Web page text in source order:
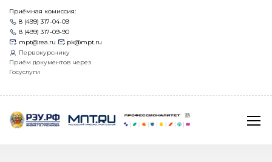
Приёмная комиссия:
8 (499) 317-04-09
8 (499) 317-09-90
mpt@rea.ru
pk@mpt.ru
Первокурснику
Приём документов через
Госуслуги